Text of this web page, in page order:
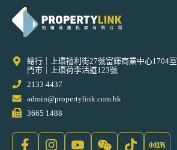
總行｜上環禧利街27號富輝商業中心1704室
門市｜上環荷李活道123號
2133 4437
admin@propertylink.com.hk
3665 1488